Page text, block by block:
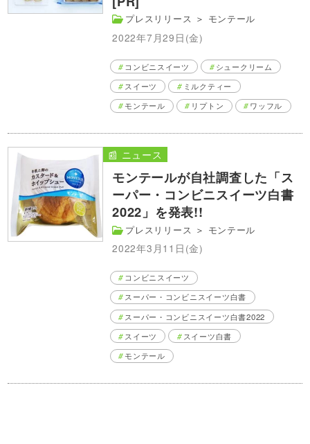
プレスリリース ＞ モンテール
2022年7月29日(金)
コンビニスイーツ
シュークリーム
スイーツ
ミルクティー
モンテール
リプトン ワッフル
モンテールが自社調査した「ス
ーパー・コンビニスイーツ白書
2022」を発表!!
プレスリリース ＞ モンテール
2022年3月11日(金)
📰 ニュース
コンビニスイーツ
スーパー・コンビニスイーツ白書
スーパー・コンビニスイーツ白書2022
スイーツ
スイーツ白書
モンテール